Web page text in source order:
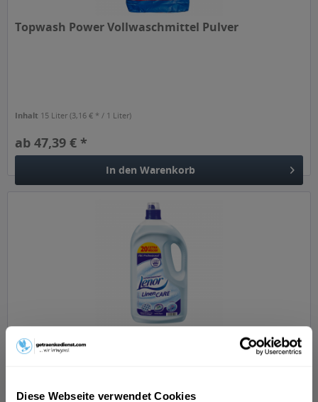
Diese Webseite verwendet Cookies
Topwash Power Vollwaschmittel Pulver
Inhalt 15 Liter(3,16 € * / 1 Liter)
ab 47,39 € *
In den Warenkorb
Lenor Professional 200 WL Weichspüler...